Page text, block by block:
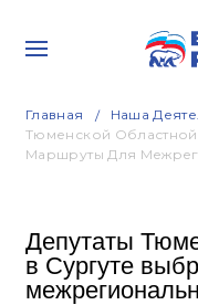
Главная Наша
Тюменской
Маршруты Для
Депутаты
в Сургуте